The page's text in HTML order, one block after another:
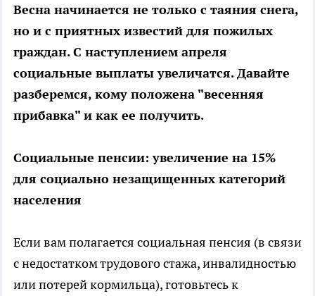
Весна начинается не только с таяния снега,
но и с приятных известий для пожилых
граждан. С наступлением апреля
социальные выплаты увеличатся. Давайте
разберемся, кому положена "весенняя
прибавка" и как ее получить.
Социальные пенсии: увеличение на 15%
для социально незащищенных категорий
населения
Если вам полагается социальная пенсия (в связи
с недостатком трудового стажа, инвалидностью
или потерей кормильца), готовьтесь к